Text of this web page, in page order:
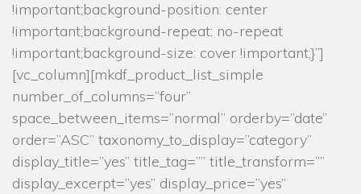
!important;background-position: center
!important;background-repeat: no-repeat
!important;background-size: cover !important;}”]
[vc_column][mkdf_product_list_simple
number_of_columns=”four”
space_between_items=”normal” orderby=”date”
order=”ASC” taxonomy_to_display=”category”
display_title=”yes” title_tag=”” title_transform=””
display_excerpt=”yes” display_price=”yes”